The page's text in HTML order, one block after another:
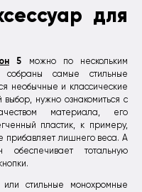
для
5 можно по нескольким
самые стильные
необычные и классические
нужно ознакомиться с
материала, его
пластик, к примеру,
прибавляет лишнего веса. А
обеспечивает тотальную
стильные монохромные